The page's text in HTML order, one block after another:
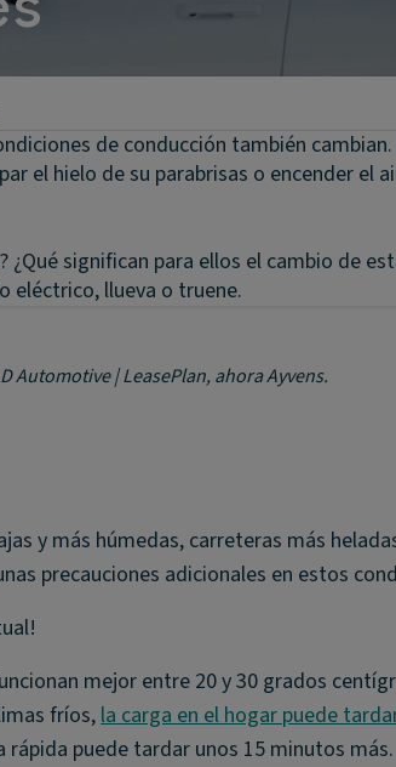
de conducción también
el hielo de su parabrisas o encender el
¿Qué significan para ellos el cambio de
eléctrico, llueva o truene.
| LeasePlan, ahora Ayvens.
y más húmedas, carreteras más
precauciones adicionales en estos
mejor entre 20 y 30 grados
fríos,la carga en el hogar puede
puede tardar unos 15 minutos